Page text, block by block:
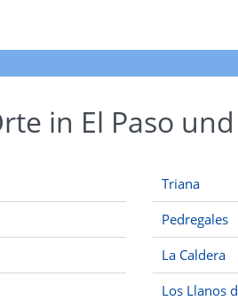
in El Paso
Triana
Pedregales
La Caldera
Los Llanos